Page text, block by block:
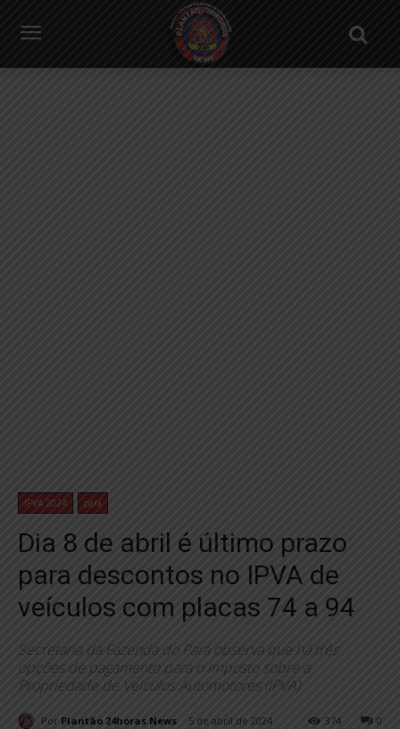
IPVA 2024 pará
Dia 8 de abril é último prazo
para descontos no IPVA de
veículos com placas 74 a 94
Secretaria da Fazenda do Pará observa que há três
opções de pagamento para o Imposto sobre a
Propriedade de Veículos Automotores (IPVA)
Por Plantão 24horas News 5 de abril de 2024 0
374